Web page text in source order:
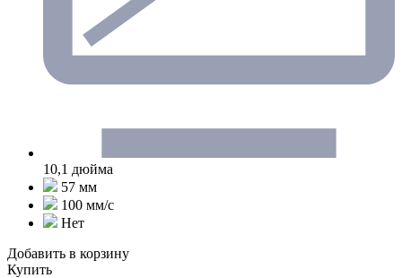
10,1 дюйма
57 мм
100 мм/c
Нет
Добавить в корзину
Купить